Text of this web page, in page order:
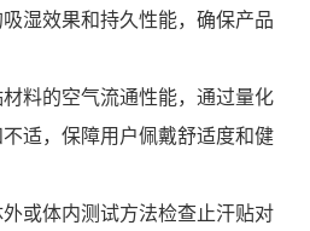
湿效果和持久性能，确保产品
料的空气流通性能，通过量化
适，保障用户佩戴舒适度和健
或体内测试方法检查止汗贴对